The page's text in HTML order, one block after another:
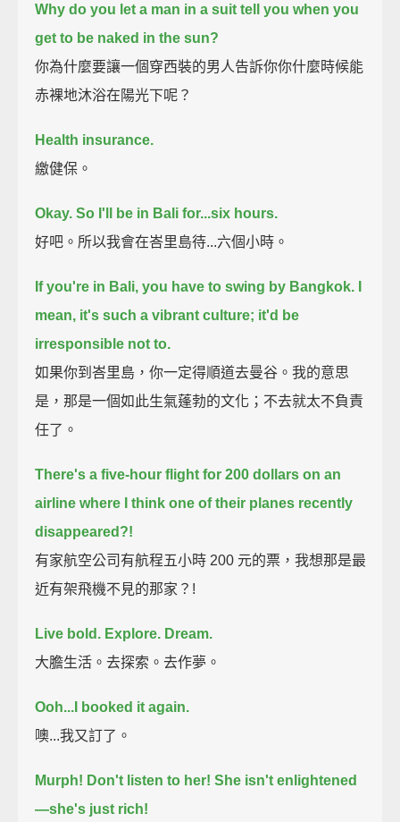
Why do you let a man in a suit tell you when you
get to be naked in the sun?
你為什麼要讓一個穿西裝的男人告訴你你什麼時候能
赤裸地沐浴在陽光下呢？
Health insurance.
繳健保。
Okay. So I'll be in Bali for...six hours.
好吧。所以我會在峇里島待...六個小時。
If you're in Bali, you have to swing by Bangkok.
mean, it's such a vibrant culture; it'd be
irresponsible not to.
如果你到峇里島，你一定得順道去曼谷。我的意思
是，那是一個如此生氣蓬勃的文化；不去就太不負責
任了。
There's a five-hour flight for 200 dollars on an
airline where I think one of their planes recently
disappeared?!
有家航空公司有航程五小時 200 元的票，我想那是最
近有架飛機不見的那家？!
Live bold. Explore. Dream.
大膽生活。去探索。去作夢。
Ooh...I booked it again.
噢...我又訂了。
Murph! Don't listen to her! She isn't enlightened
—she's just rich!